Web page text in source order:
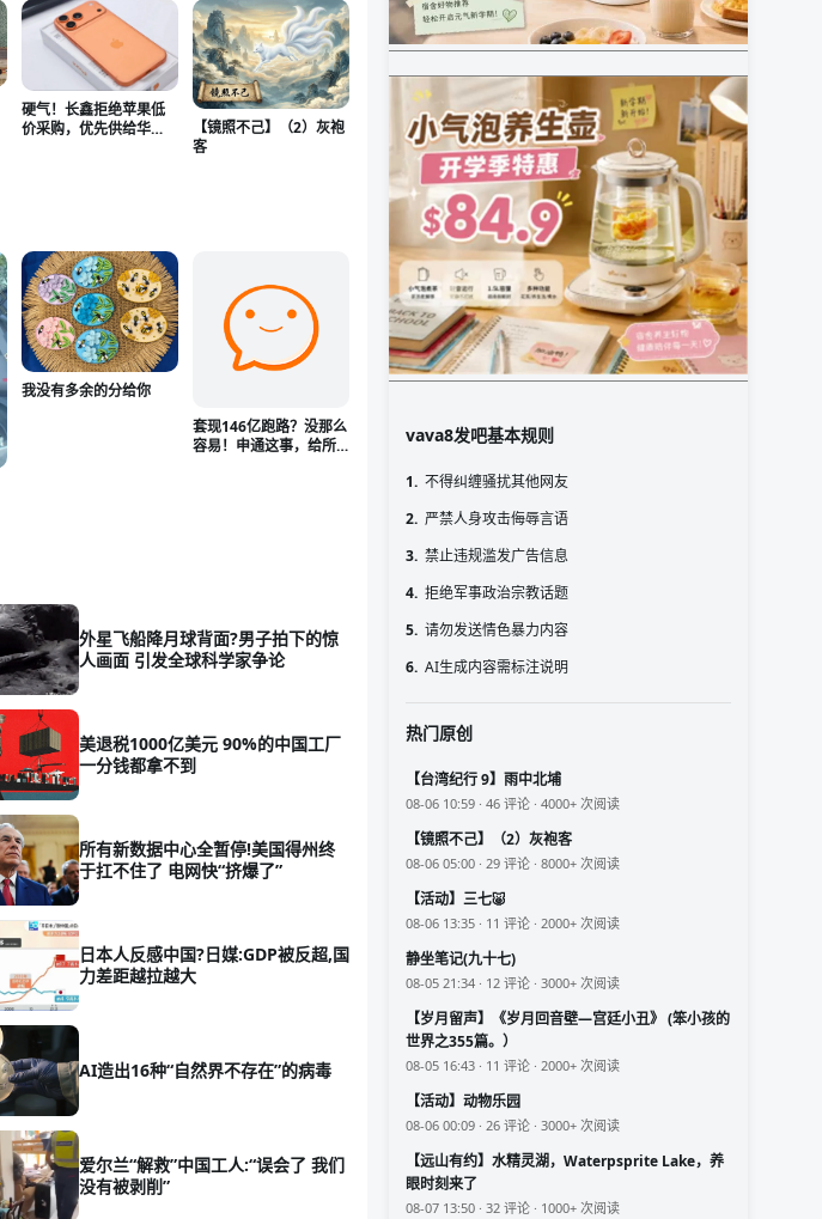
硬气！长鑫拒绝苹果低
价采购，优先供给华
【镜照不己】（2）灰袍
客
我没有多余的分给你
套现146亿跑路？没那么
容易！申通这事，给所
外星飞船降月球背面?男子拍下的惊
人画面 引发全球科学家争论
美退税1000亿美元 90%的中国工厂
一分钱都拿不到
所有新数据中心全暂停!美国得州终
于扛不住了 电网快“挤爆了”
日本人反感中国?日媒:GDP被反超,国
力差距越拉越大
AI造出16种“自然界不存在”的病毒
爱尔兰“解救”中国工人:“误会了 我们
没有被剥削”
vava8发吧基本规则
1. 不得纠缠骚扰其他网友
2. 严禁人身攻击侮辱言语
3. 禁止违规滥发广告信息
4. 拒绝军事政治宗教话题
5. 请勿发送情色暴力内容
6. AI生成内容需标注说明
热门原创
【台湾纪行 9】雨中北埔
08-06 10:59 · 46 评论 · 4000+ 次阅读
【镜照不己】（2）灰袍客
08-06 05:00 · 29 评论 · 8000+ 次阅读
【活动】三七🐷
08-06 13:35 · 11 评论 · 2000+ 次阅读
静坐笔记(九十七)
08-05 21:34 · 12 评论 · 3000+ 次阅读
【岁月留声】《岁月回音壁—宫廷小丑》 (笨小孩的
世界之355篇。）
08-05 16:43 · 11 评论 · 2000+ 次阅读
【活动】动物乐园
08-06 00:09 · 26 评论 · 3000+ 次阅读
【远山有约】水精灵湖，Waterpsprite Lake，养
眼时刻来了
08-07 13:50 · 32 评论 · 1000+ 次阅读